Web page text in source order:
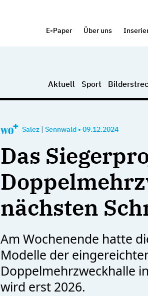
E-Paper Über uns
Aktuell Sport
Salez Sennwald • 09.12.2024
Das
nächsten
Am Wochenende hatte
Modelle der
Doppelmehrzweckhalle
wird erst 2026.